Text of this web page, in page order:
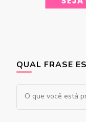
QUAL FRASE
Procurando
algo?